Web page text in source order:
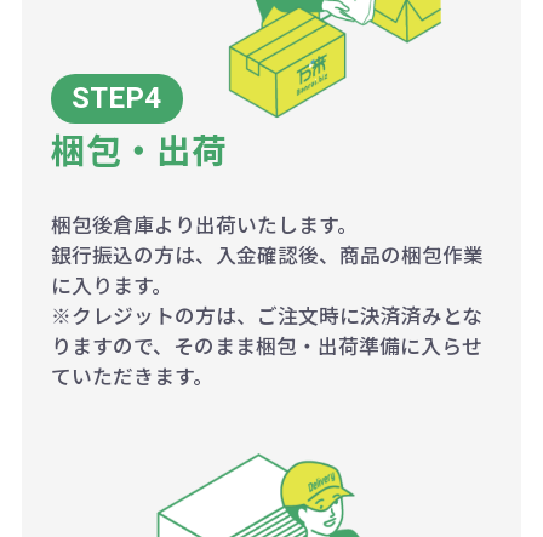
梱包・出荷
梱包後倉庫より出荷いたします。
銀行振込の方は、入金確認後、商品の梱包作業
に入ります。
※クレジットの方は、ご注文時に決済済みとな
りますので、そのまま梱包・出荷準備に入らせ
ていただきます。